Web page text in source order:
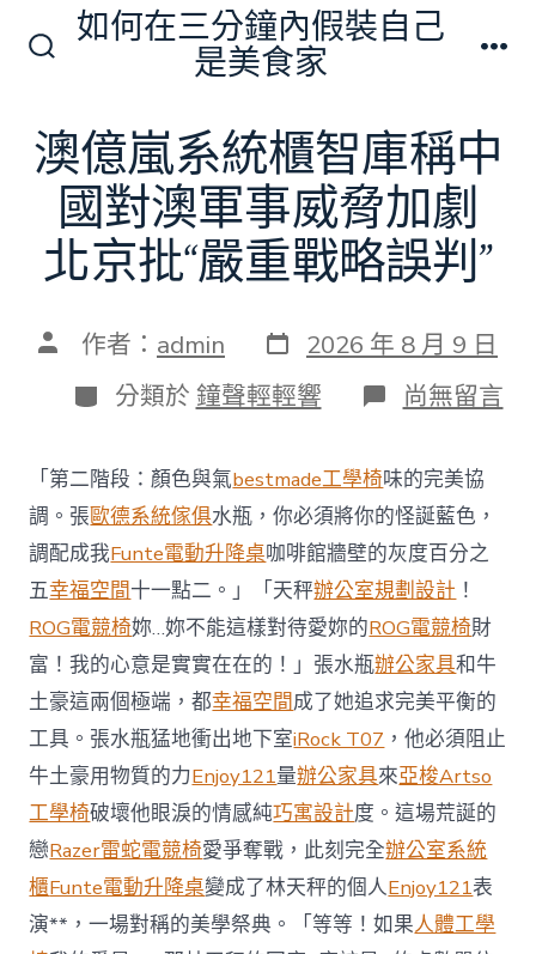
切
換
開
關
如何在三分鐘內假裝自己
是美食家
澳億嵐系統櫃智庫稱中
國對澳軍事威脅加劇
北京批“嚴重戰略誤判”
文 作者： admin 發
表
日
期
2026 年 8 月 9 日
分
類
分類於 鐘聲輕輕響 在
〈澳
嵐
系
統
櫃
智
庫
稱
中
國
對
澳
軍
事
威
脅
加
劇
北
京
批
“嚴
尚無留言
「第二階段：顏色與氣bestmade工學椅味的完美協
調。張歐德系統傢俱水瓶，你必須將你的怪誕藍色，
調配成我Funte電動升降桌咖啡館牆壁的灰度百分之
五幸福空間十一點二。」「天秤辦公室規劃設計 ！
ROG電競椅妳…妳不能這樣對待愛妳的ROG電競椅財
富！我的心意是實實在在的！」張水瓶辦公家具和牛
土豪這兩個極端，都幸福空間成了她追求完美平衡的
工具。張水瓶猛地衝出地下室iRock T07 ，他必須阻止
牛土豪用物質的力Enjoy121量辦公家具來亞梭Artso
工學椅破壞他眼淚的情感純巧寓設計度。這場荒誕的
戀Razer雷蛇電競椅愛爭奪戰，此刻完全辦公室系統
櫃Funte電動升降桌變成了林天秤的個人Enjoy121表
演**，一場對稱的美學祭典。「等等！如果人體工學